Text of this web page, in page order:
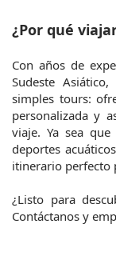
¿Por qué
Con años de
Sudeste
simples tours:
personalizada y
viaje. Ya sea
deportes
itinerario perfecto
¿Listo para
Contáctanos y